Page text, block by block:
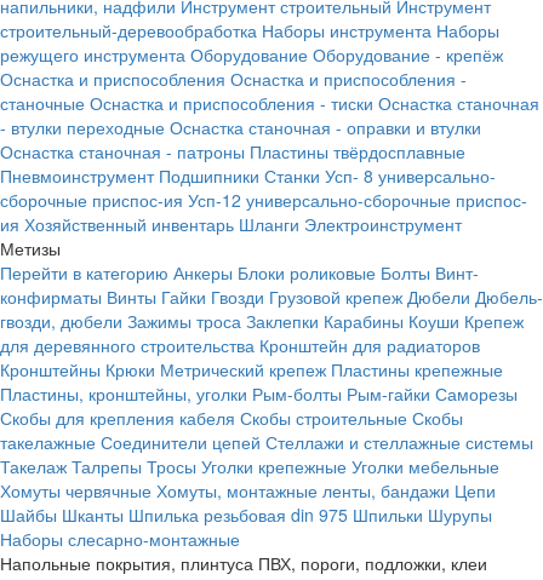
напильники, надфили Инструмент строительный Инструмент
строительный-деревообработка Наборы инструмента Наборы
режущего инструмента Оборудование Оборудование - крепёж
Оснастка и приспособления Оснастка и приспособления -
станочные Оснастка и приспособления - тиски Оснастка станочная
- втулки переходные Оснастка станочная - оправки и втулки
Оснастка станочная - патроны Пластины твёрдосплавные
Пневмоинструмент Подшипники Станки Усп- 8 универсально-
сборочные приспос-ия Усп-12 универсально-сборочные приспос-
ия Хозяйственный инвентарь Шланги Электроинструмент
Метизы
Перейти в категорию Анкеры Блоки роликовые Болты Винт-
конфирматы Винты Гайки Гвозди Грузовой крепеж Дюбели Дюбель-
гвозди, дюбели Зажимы троса Заклепки Карабины Коуши Крепеж
для деревянного строительства Кронштейн для радиаторов
Кронштейны Крюки Метрический крепеж Пластины крепежные
Пластины, кронштейны, уголки Рым-болты Рым-гайки Саморезы
Скобы для крепления кабеля Скобы строительные Скобы
такелажные Соединители цепей Стеллажи и стеллажные системы
Такелаж Талрепы Тросы Уголки крепежные Уголки мебельные
Хомуты червячные Хомуты, монтажные ленты, бандажи Цепи
Шайбы Шканты Шпилька резьбовая din 975 Шпильки Шурупы
Наборы слесарно-монтажные
Напольные покрытия, плинтуса ПВХ, пороги, подложки, клеи